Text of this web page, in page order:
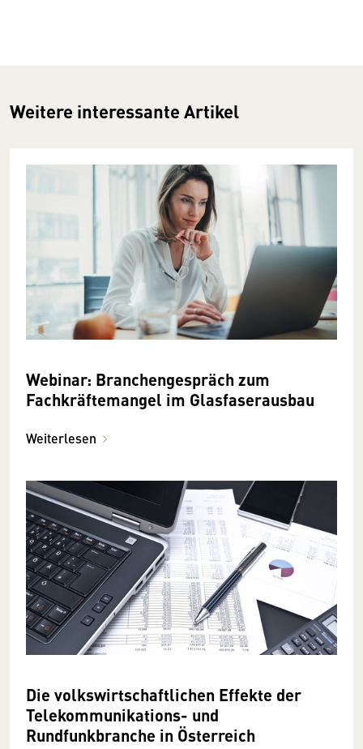
Weitere interessante Artikel
Webinar: Branchengespräch zum
Fachkräftemangel im Glasfaserausbau
Weiterlesen
Die volkswirtschaftlichen Effekte der
Telekommunikations- und
Rundfunkbranche in Österreich